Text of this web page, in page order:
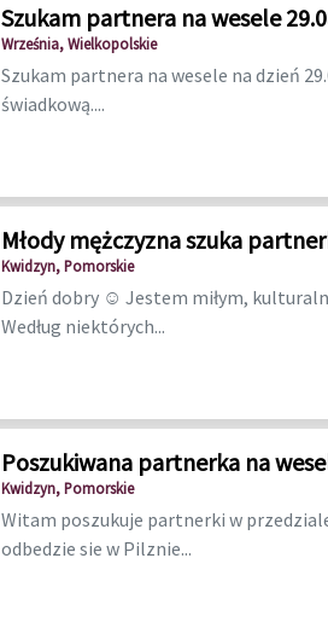
Szukam partnera na wesele
Września, Wielkopolskie
Szukam partnera na wesele na dzień
świadkową....
Młody mężczyzna szuka
Kwidzyn, Pomorskie
Dzień dobry ☺️ Jestem miłym,
Według niektórych...
Poszukiwana partnerka na
Kwidzyn, Pomorskie
Witam poszukuje partnerki w
odbedzie sie w Pilznie...